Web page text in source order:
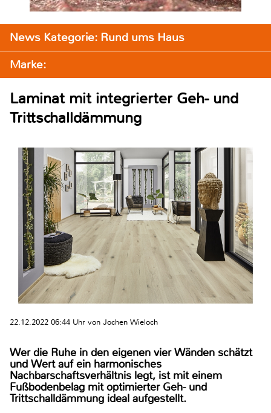
News Kategorie: Rund ums Haus
Marke:
Laminat mit integrierter Geh- und
Trittschalldämmung
22.12.2022 06:44 Uhr von Jochen Wieloch
Wer die Ruhe in den eigenen vier Wänden schätzt
und Wert auf ein harmonisches
Nachbarschaftsverhältnis legt, ist mit einem
Fußbodenbelag mit optimierter Geh- und
Trittschalldämmung ideal aufgestellt.